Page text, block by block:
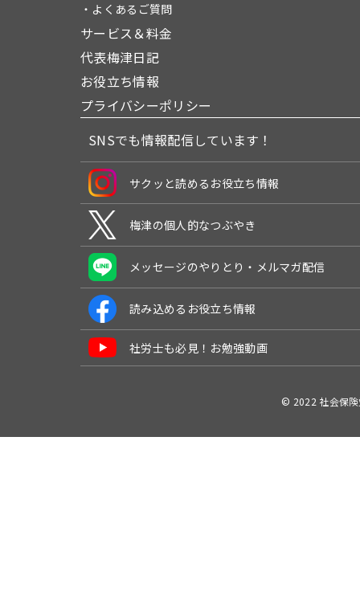
・よくあるご質問
サービス＆料金
代表梅津日記
お役立ち情報
プライバシーポリシー
SNSでも情報配信しています！
サクッと読めるお役立ち情報
梅津の個人的なつぶやき
メッセージのやりとり・メルマガ配信
読み込めるお役立ち情報
社労士も必見！お勉強動画
© 2022 社会保